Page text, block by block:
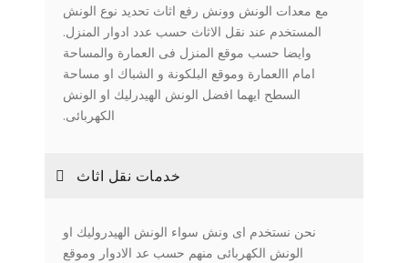
مع معدات الونش وونش رفع اثاث تحديد نوع الونش
المستخدم عند نقل الاثاث حسب عدد ادوار المنزل.
وايضا حسب موقع المنزل فى العمارة والمساحة
امام االعمارة وموقع البلكونة و الشباك او مساحة
السطح ايهما افضل الونش الهيدرليك او الونش
الكهربائى.
خدمات نقل اثاث
نحن نستخدم اى ونش سواء الونش الهيدروليك او
الونش الكهربائى منهم حسب عد الادوار وموقع